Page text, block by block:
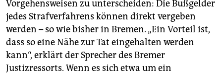
Vorgehensweisen zu unterscheiden: Die Bußgelder
jedes Strafverfahrens können direkt vergeben
werden – so wie bisher in Bremen. „Ein Vorteil ist,
dass so eine Nähe zur Tat eingehalten werden
kann“, erklärt der Sprecher des Bremer
Justizressorts. Wenn es sich etwa um ein